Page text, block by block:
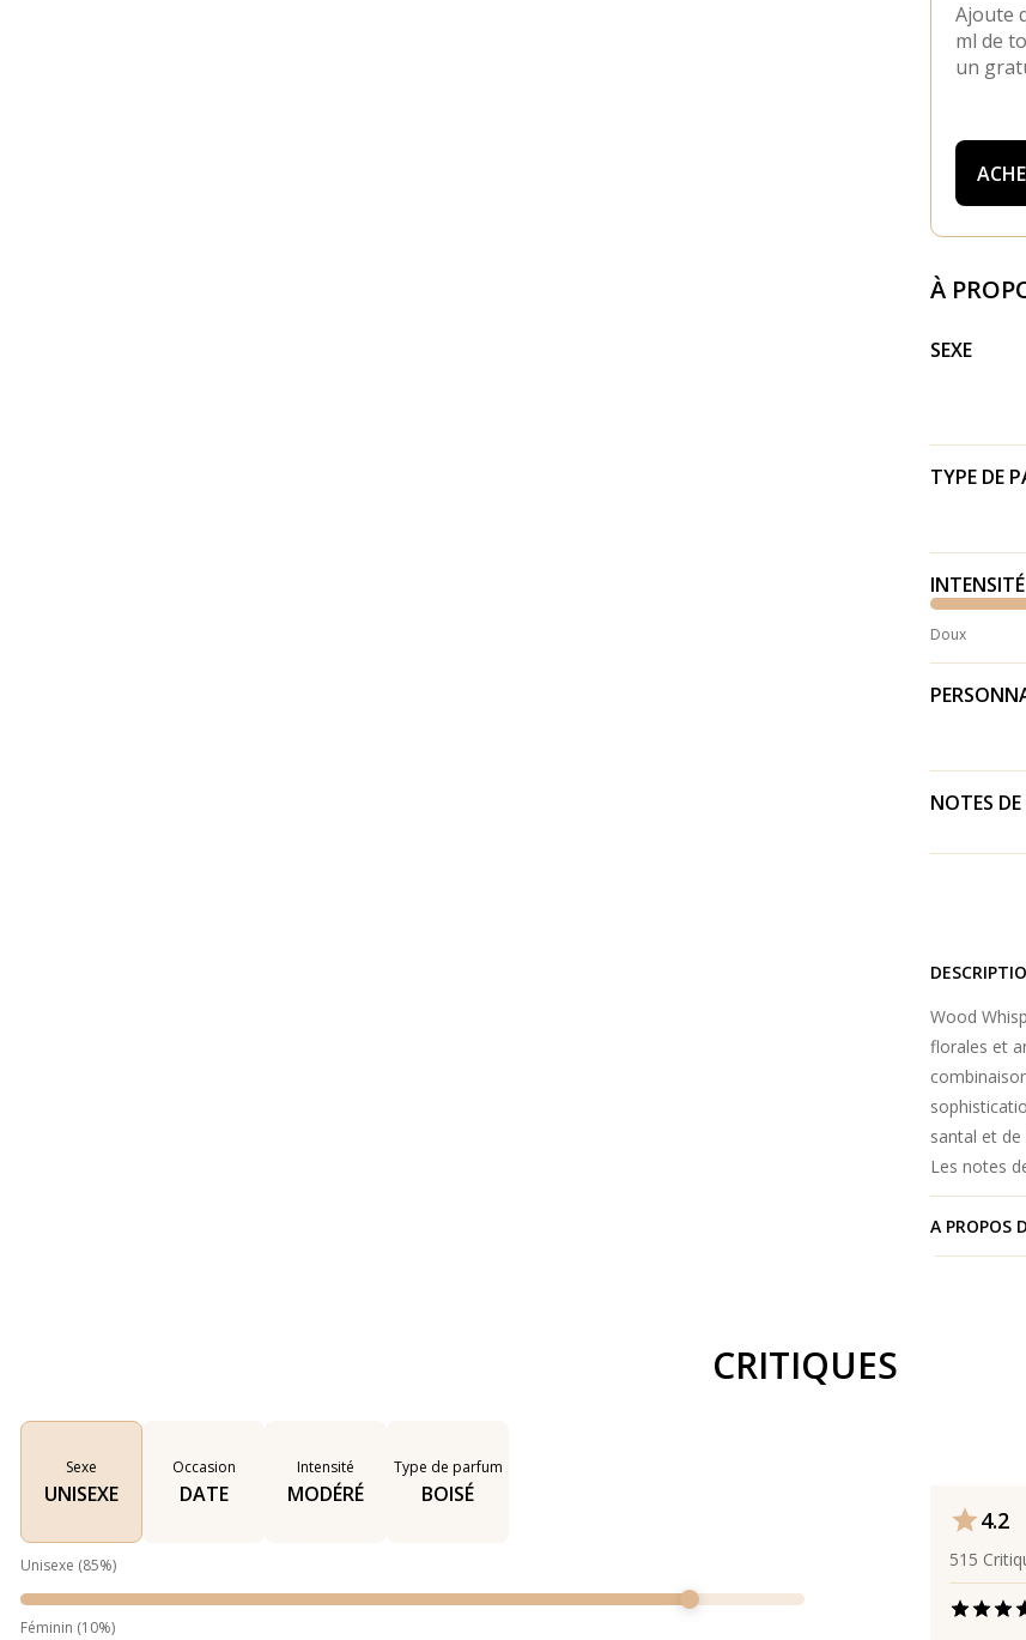
Ajoute
ml de
un
À
SEXE
TYPE DE
INTENSITÉ
Doux
NOTES
Wood
florales et
santal et
Les notes
A PROPOS
CRITIQUES
Sexe
UNISEXE
Occasion
DATE
Intensité
MODÉRÉ
Type de parfum
BOISÉ
Unisexe (85%)
Féminin (10%)
4.2
515